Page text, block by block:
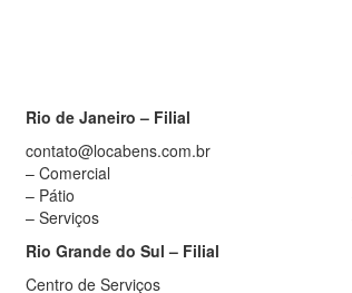
Rio de Janeiro – Filial
contato@locabens.com.br
– Comercial
– Pátio
– Serviços
Rio Grande do Sul – Filial
Centro de Serviços